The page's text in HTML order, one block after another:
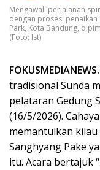
Mengawali perjalanan
dengan prosesi
Park, Kota Bandung,
(Foto: Ist)
tradisional Sunda
pelataran Gedung
(16/5/2026).
memantulkan
Sanghyang Pake
itu. Acara bertajuk